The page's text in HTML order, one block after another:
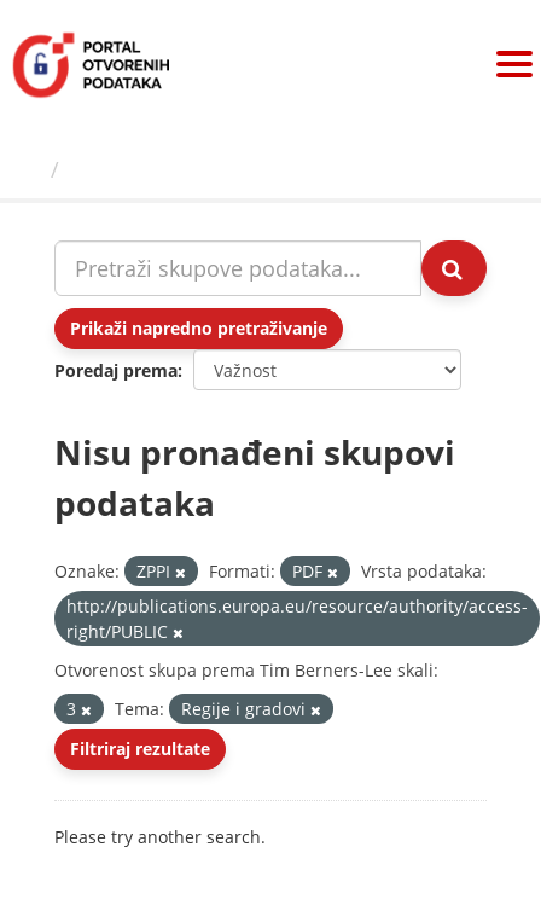
sadržaj
Prikaži napredno pretraživanje
Poredaj prema
Nisu pronađeni skupovi
podataka
Oznake: ZPPI Formati: PDF
Vrsta podataka:
http://publications.europa.eu/resource/authority/access-
right/PUBLIC
Otvorenost skupa prema Tim Berners-Lee skali:
3
Tema:
Regije i gradovi
Filtriraj rezultate
Please try another search.